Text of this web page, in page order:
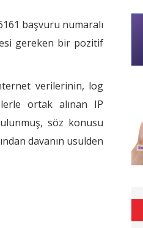
başvuru numaralı
gereken bir pozitif
verilerinin, log
ortak alınan IP
söz konusu
davanın usulden